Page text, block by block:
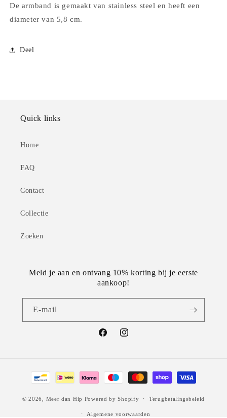
De armband is gemaakt van stainless steel en heeft een
diameter van 5,8 cm.
Deel
Quick links
Home
FAQ
Contact
Collectie
Zoeken
Meld je aan en ontvang 10% korting bij je eerste
aankoop!
E‑mail
FacebookInstagram
Betaalmethoden
© 2026, Meer dan Hip Powered by Shopify Terugbetalingsbeleid
Algemene voorwaarden